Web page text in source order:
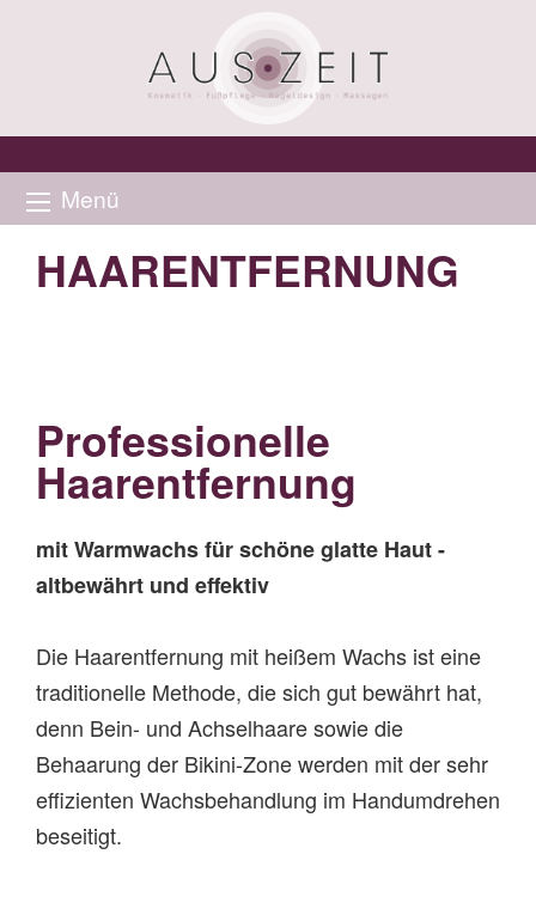
Menü
HAARENTFERNUNG
Professionelle
Haarentfernung
mit Warmwachs für schöne glatte Haut -
altbewährt und effektiv
Die Haarentfernung mit heißem Wachs ist eine
traditionelle Methode, die sich gut bewährt hat,
denn Bein- und Achselhaare sowie die
Behaarung der Bikini-Zone werden mit der sehr
effizienten Wachsbehandlung im Handumdrehen
beseitigt.